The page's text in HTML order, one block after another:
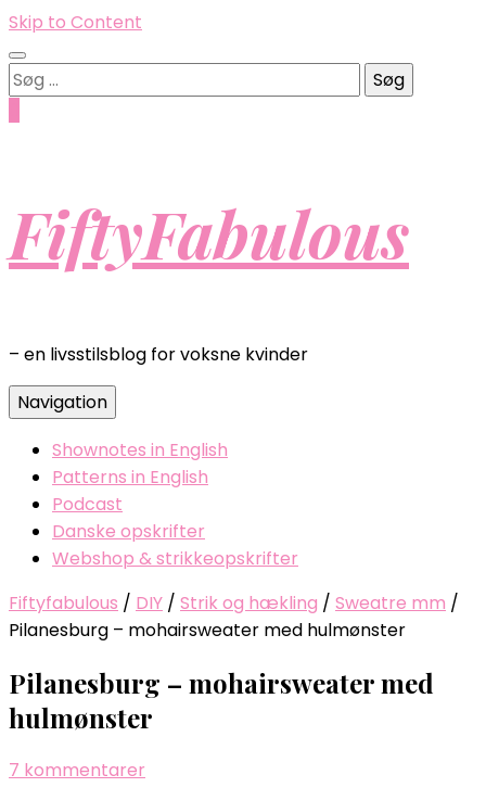
Skip to Content
Søg
efter:
FiftyFabulous
– en livsstilsblog for voksne kvinder
Navigation
Shownotes in English
Patterns in English
Podcast
Danske opskrifter
Webshop & strikkeopskrifter
Fiftyfabulous / DIY / Strik og hækling / Sweatre mm /
Pilanesburg – mohairsweater med hulmønster
Pilanesburg – mohairsweater med
hulmønster
7 kommentarer